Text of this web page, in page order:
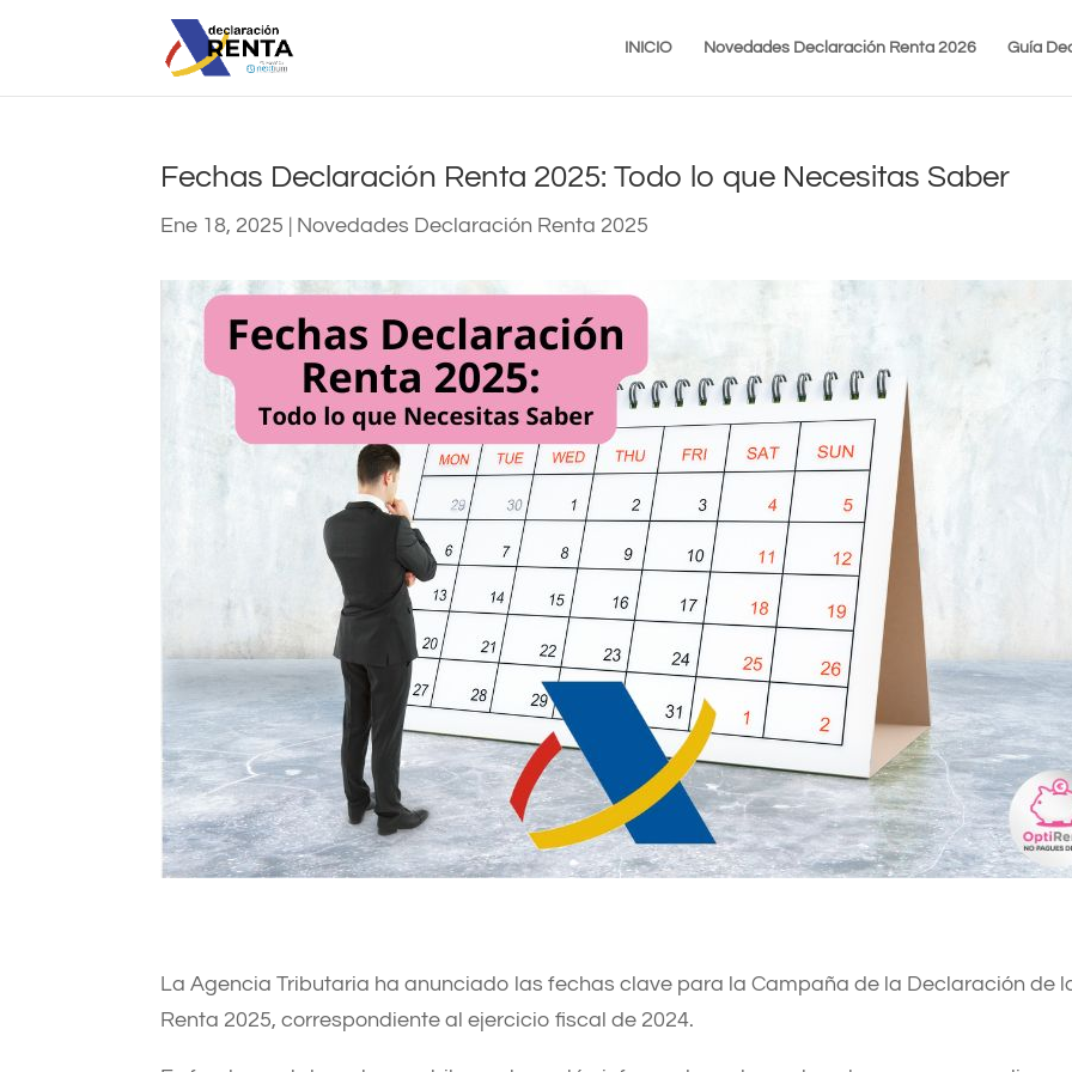
INICIO Novedades Declaración Renta 2026 Guía
Fechas Declaración Renta 2025: Todo lo que Necesitas Saber
Ene 18, 2025 | Novedades Declaración Renta 2025
La Agencia Tributaria ha anunciado las fechas clave para la Campaña de la Declaración de
Renta 2025, correspondiente al ejercicio fiscal de 2024.